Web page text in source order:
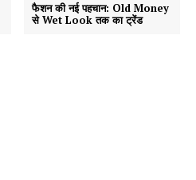
फैशन की नई पहचान: Old Money
से Wet Look तक का ट्रेंड